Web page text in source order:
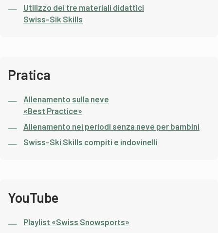
Utilizzo dei tre materiali didattici
Swiss-Sik Skills
Pratica
Allenamento sulla neve
«Best Practice»
Allenamento nei periodi senza neve per bambini
Swiss-Ski Skills compiti e indovinelli
YouTube
Playlist «Swiss Snowsports»